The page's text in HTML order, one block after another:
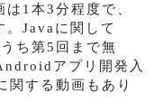
1本3分程度で、
。Javaに関して
ち第5回まで無
アプリ開発入
関する動画もあり